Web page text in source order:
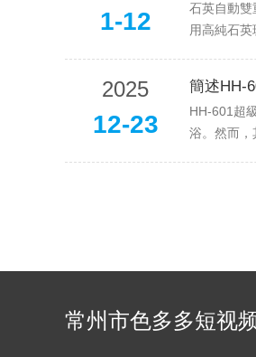
1-12
石英自動雙
用高純石
2025
12-23
簡述HH-
HH-601超
浴。然而，
常州市色多多短视